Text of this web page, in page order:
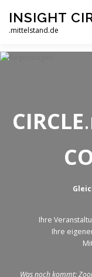
Inhalt
springen
INSIGHT
.mittelstand.de
CIRCLE
Ihre
Ihre
Was noch kommt: